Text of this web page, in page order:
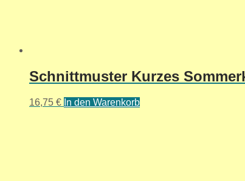
Schnittmuster Kurzes
16,75 € In den Warenkorb